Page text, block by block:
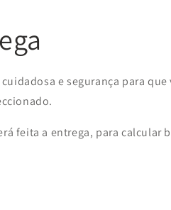
e segurança para que
feita a entrega, para calcular